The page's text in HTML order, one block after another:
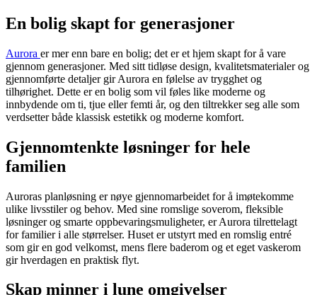
En bolig skapt for generasjoner
Aurora er mer enn bare en bolig; det er et hjem skapt for å vare
gjennom generasjoner. Med sitt tidløse design, kvalitetsmaterialer og
gjennomførte detaljer gir Aurora en følelse av trygghet og
tilhørighet. Dette er en bolig som vil føles like moderne og
innbydende om ti, tjue eller femti år, og den tiltrekker seg alle som
verdsetter både klassisk estetikk og moderne komfort.
Gjennomtenkte løsninger for hele
familien
Auroras planløsning er nøye gjennomarbeidet for å imøtekomme
ulike livsstiler og behov. Med sine romslige soverom, fleksible
løsninger og smarte oppbevaringsmuligheter, er Aurora tilrettelagt
for familier i alle størrelser. Huset er utstyrt med en romslig entré
som gir en god velkomst, mens flere baderom og et eget vaskerom
gir hverdagen en praktisk flyt.
Skap minner i lune omgivelser